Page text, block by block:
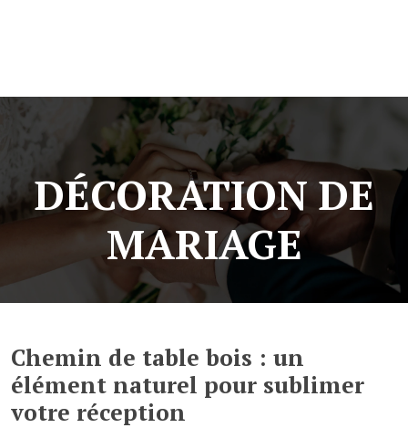
DÉCORATION DE
MARIAGE
Chemin de table bois : un
élément naturel pour sublimer
votre réception